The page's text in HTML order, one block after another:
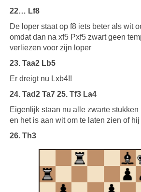
22… Lf8
De loper staat op f8 iets beter als wit
omdat dan na xf5 Pxf5 zwart geen
verliezen voor zijn loper
23. Taa2 Lb5
Er dreigt nu Lxb4!!
24. Tad2 Ta7 25. Tf3 La4
Eigenlijk staan nu alle zwarte stukken
en het is aan wit om te laten zien of
26. Th3